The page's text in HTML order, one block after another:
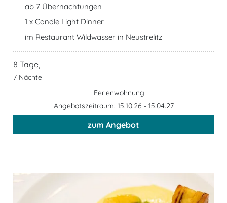
ab 7 Übernachtungen
1 x Candle Light Dinner
im Restaurant Wildwasser in Neustrelitz
8 Tage,
7 Nächte
Ferienwohnung
Angebotszeitraum: 15.10.26 - 15.04.27
zum Angebot